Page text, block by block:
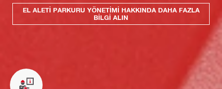
EL ALETI PARKURU YÖNETIMI HAKKINDA DAHA FAZLA
BILGI ALIN